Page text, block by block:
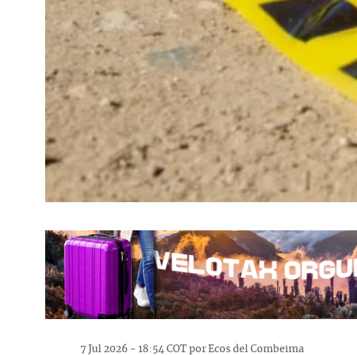
7 Jul 2026 - 18:54 COT por Ecos del Combeima